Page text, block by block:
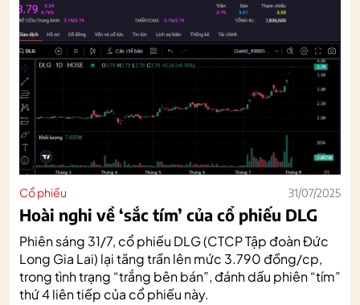
Cổ phiếu 31/07/2025
Hoài nghi về ‘sắc tím’ của cổ phiếu DLG
Phiên sáng 31/7, cổ phiếu DLG (CTCP Tập đoàn Đức
Long Gia Lai) lại tăng trần lên mức 3.790 đồng/cp,
trong tình trạng “trắng bên bán”, đánh dấu phiên “tím”
thứ 4 liên tiếp của cổ phiếu này.